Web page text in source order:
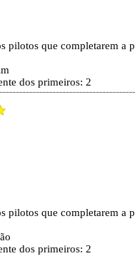
pilotos que completarem a
dos primeiros: 2
pilotos que completarem a
dos primeiros: 2